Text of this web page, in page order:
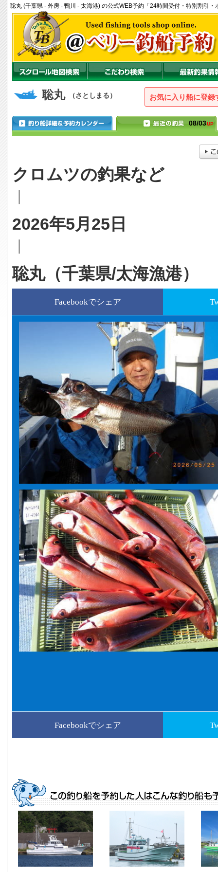
聡丸 (千葉県 - 外房 - 鴨川 - 太海港) の公式WEB予約「24時間受付・特別割引・
聡丸 （さとしまる） お気に入り船に登録
08/03UP
クロムツの釣果など
｜
2026年5月25日
｜
聡丸（千葉県/太海漁港）
Facebookでシェア
Facebookでシェア